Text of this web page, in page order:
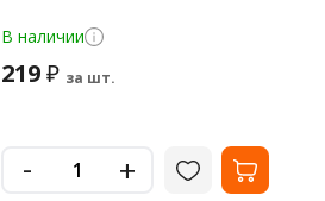
В наличии
219₽ за шт.
- +